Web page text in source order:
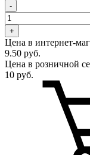
-
+
Цена в интернет-
9.50 руб.
Цена в розничной
10 руб.